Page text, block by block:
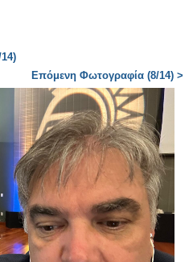
Επόμενη Φωτογραφία (8/14) >